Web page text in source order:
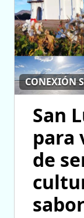
CONEXIÓN
San
para
de